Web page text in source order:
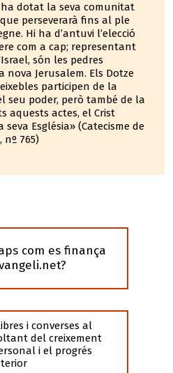
ha dotat la seva comunitat
perseverarà fins al ple
Hi ha d’antuvi l’elecció
com a cap; representant
són les pedres
Jerusalem. Els Dotze
participen de la
seu poder, però també de la
aquests actes, el Crist
Església» (Catecisme de
nº 765)
com es finança
i converses al
del creixement
i el progrés